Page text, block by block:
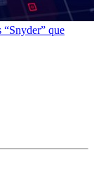
“Snyder” que